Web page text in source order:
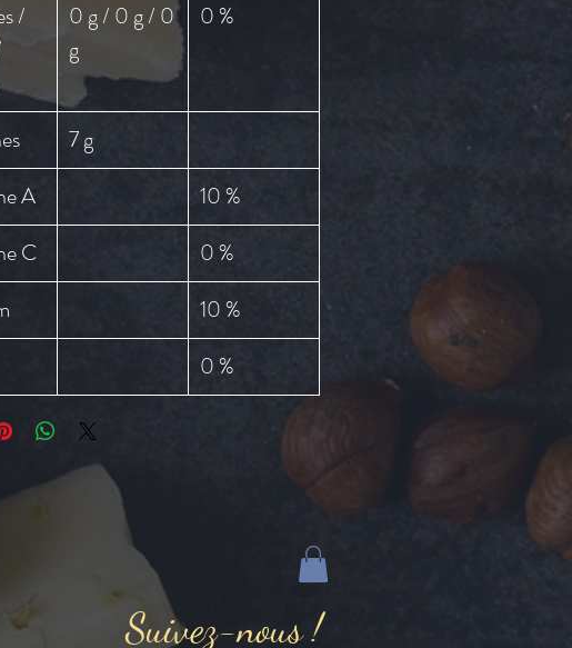
/
0 g / 0 g / 0
g
0 %
7 g
A
10 %
C
0 %
10 %
0 %
Suivez-nous !